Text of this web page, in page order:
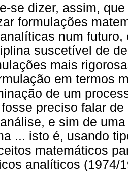
se dizer, assim,
formulações
num
suscetível de
mais
em termos
de um
preciso falar
e sim de
... isto é, usando
matemáticos
analíticos (1974/